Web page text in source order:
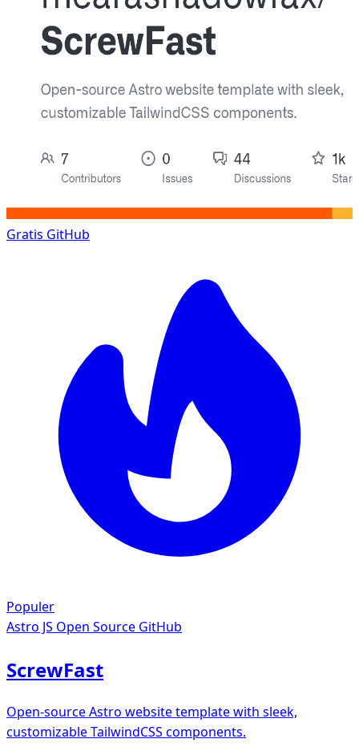
Gratis GitHub
Populer
Astro JS Open Source GitHub
ScrewFast
Open-source Astro website template with sleek,
customizable TailwindCSS components.